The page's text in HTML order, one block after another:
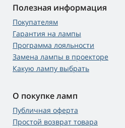
Полезная информация
Покупателям
Гарантия на лампы
Программа лояльности
Замена лампы в проекторе
Какую лампу выбрать
О покупке ламп
Публичная оферта
Простой возврат товара